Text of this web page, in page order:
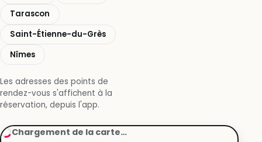
Tarascon
Saint-Étienne-du-Grès
Nîmes
Les adresses des points de
rendez-vous s'affichent à la
réservation, depuis l'app.
Chargement de la carte…